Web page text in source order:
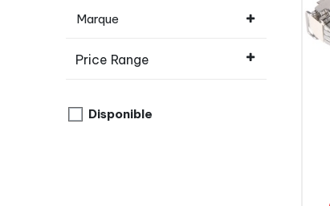
Marque
Price Range
Disponible